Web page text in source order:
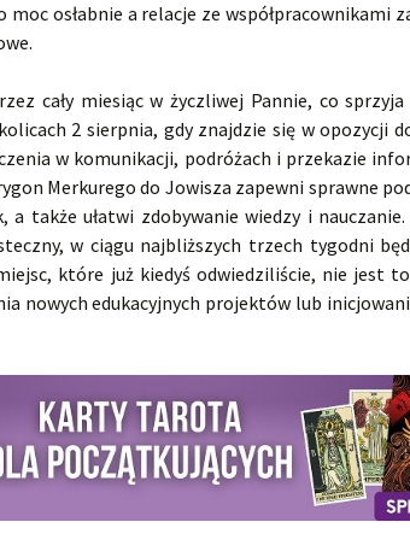
moc osłabnie a relacje ze współpracownikami
cały miesiąc w życzliwej Pannie, co
2 sierpnia, gdy znajdzie się w opozycji
w komunikacji, podróżach i przekazie
Merkurego do Jowisza zapewni sprawne
a także ułatwi zdobywanie wiedzy i
w ciągu najbliższych trzech tygodni
które już kiedyś odwiedziliście, nie jest
nowych edukacyjnych projektów lub